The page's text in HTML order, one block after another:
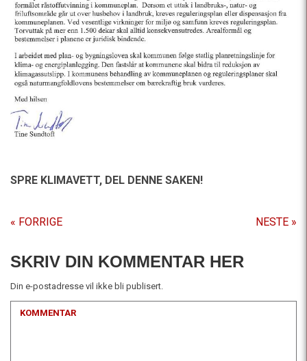
SPRE KLIMAVETT, DEL DENNE SAKEN!
« FORRIGE NESTE »
SKRIV DIN KOMMENTAR HER
Din e-postadresse vil ikke bli publisert.
KOMMENTAR